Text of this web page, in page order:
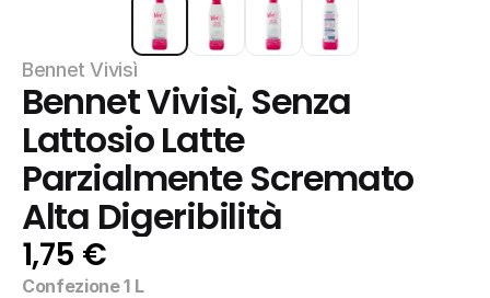
Bennet Vivisì
Bennet Vivisì, Senza
Lattosio Latte
Parzialmente Scremato
Alta Digeribilità
1,75 €
Confezione 1 L